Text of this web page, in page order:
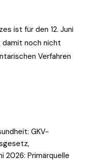
ist für den 12. Juni
damit noch nicht
Verfahren
GKV-
2026: Primärquelle